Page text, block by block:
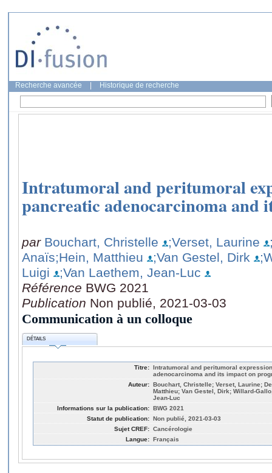
Recherche avancée Historique de recherche
Intratumoral and peritumoral
pancreatic adenocarcinoma and
par Bouchart, Christelle ;Verset, Laurine
Anaïs;Hein, Matthieu ;Van Gestel, Dirk
Luigi
;Van Laethem, Jean-Luc
Référence BWG 2021
Publication Non publié, 2021-03-03
Communication à un colloque
DÉTAILS
Titre: Intratumoral and peritumoral
adenocarcinoma and its impact on
Auteur: Bouchart, Christelle; Verset, Laurine;
Matthieu; Van Gestel, Dirk; Willard-
Jean-Luc
Informations sur la publication: BWG 2021
Statut de publication: Non publié, 2021-03-03
Sujet CREF: Cancérologie
Langue: Français